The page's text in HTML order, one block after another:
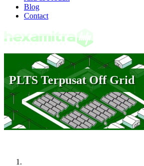
Blog
Contact
PLTS Terpusat Off Grid